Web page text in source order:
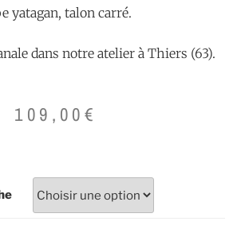
yatagan, talon carré.
dans notre atelier à Thiers (63).
109,00€